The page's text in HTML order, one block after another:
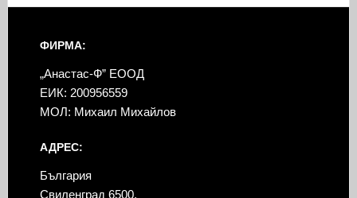
ФИРМА:
„Анастас-Ф” ЕООД
ЕИК: 200956559
МОЛ: Михаил Михайлов
АДРЕС:
България
Свиленград 6500,